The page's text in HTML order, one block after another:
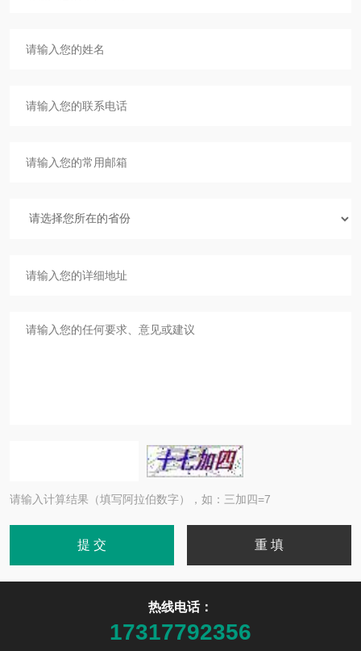
请输入计算结果（填写阿拉伯数字），如：三加四=7
热线电话：
17317792356